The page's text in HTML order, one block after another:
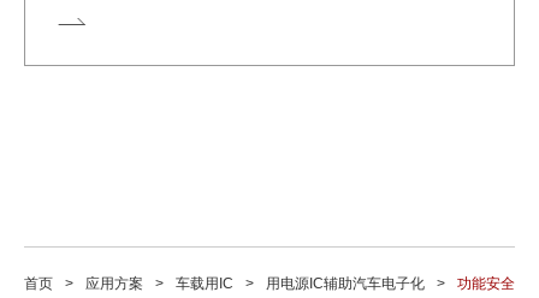
首页 应用方案 车载用IC 用电源IC辅助汽车电子化 功能安全的